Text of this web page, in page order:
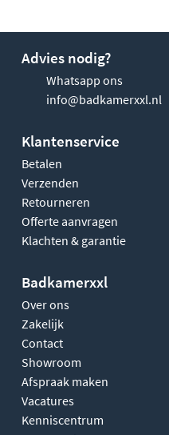
Advies nodig?
Whatsapp ons
info@badkamerxxl.nl
Klantenservice
Betalen
Verzenden
Retourneren
Offerte aanvragen
Klachten & garantie
Badkamerxxl
Over ons
Zakelijk
Contact
Showroom
Afspraak maken
Vacatures
Kenniscentrum